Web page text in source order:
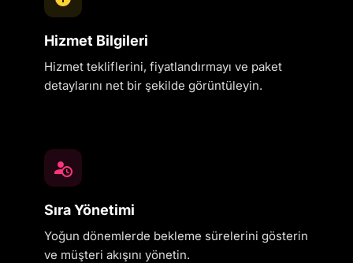
Hizmet Bilgileri
Hizmet tekliflerini, fiyatlandırmayı ve paket
detaylarını net bir şekilde görüntüleyin.
Sıra Yönetimi
Yoğun dönemlerde bekleme sürelerini gösterin
ve müşteri akışını yönetin.